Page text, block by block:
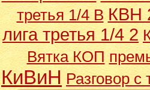
третья 1/4 В КВН
лига третья 1/4 2
Вятка КОП
КиВиН Разговор